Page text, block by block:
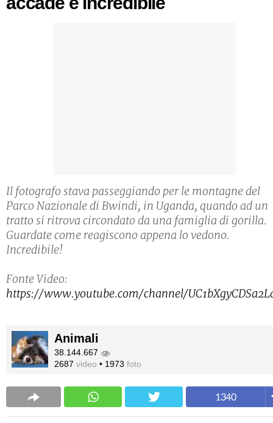
Il fotografo stava passeggiando per le montagne del
Parco Nazionale di Bwindi, in Uganda, quando ad un
tratto si ritrova circondato da una famiglia di gorilla.
Guardate come reagiscono appena lo vedono.
Incredibile!
Fonte Video:
https://www.youtube.com/channel/
Animali
38.144.667
2687 video • 1973 foto
1340